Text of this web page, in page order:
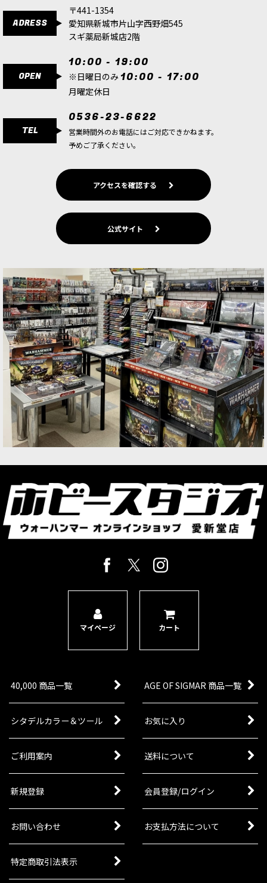
ロー／プリーストユニットのシタデルミニチュア1
体。頭部のオプションパーツも同梱。
ノス[96-65 ]
6,200円(税込)
1点
ー」ストームキャスト・エターナルの勢力のヒー
ローユニットのシタデルミニチュア2体。ロー
ド・テルミノス1体とメモリアン1体を収録。頭部
や武器などのオプションパ…
[ストームキャスト・エターナル] リクルシアン
[
1点
ゲーム「ウォーハンマー：エイジ・オヴ・シグマ
ー」ストームキャスト・エターナルの勢力のイン
リクルシアン3体とメモリアン2体を収録。頭部や
武器などのオプションパ…
[ストームキャスト・エターナル] ストームストラ
イク・パラドール [96-67]
9,400円(税込)
1点
ゲーム「ウォーハンマー：エイジ・オヴ・シグマ
ー」ストームキャスト・エターナルの勢力のキャ
バルリーユニットのシタデルミニチュア3体。頭
部や武器などのオプションパーツも同梱。
[ストームキャスト・エターナル] ロード・セレス
タント[96-68
]
6,400円(税込)
ー」ストームキャスト・エターナルの勢力のヒー
ローユニットのシタデルミニチュア1体。頭部や
武器などのオプションパーツも同梱。
[ストームキャスト・エターナル] “贖いし者”トル
(税込)
ゲーム「ウォーハンマー：エイジ・オヴ・シグマ
ローユニットのプッシュフィット式シタデルミニ
チュア1体。ナイト・アズィロス1体としても制作
11,700
(税込)
1点
ゲーム「ウォーハンマー：エイジ・オヴ・シグマ
モデルのシタデルミニチュア1体。ストームキャ
スト・エターナルのアーミーに加えられる他、ゲ
ーム「エイジ・オヴ・シグ…
ADRESS
〒441-1354
愛知県新城市片山字西野畑545
スギ薬局新城店2階
OPEN
10:00 - 19:00
※日曜日のみ 10:00 - 17:00
月曜定休日
TEL
0536-23-6622
営業時間外のお電話にはご対応できかねます。
予めご了承ください。
アクセスを確認する
公式サイト
マイページ カート
40,000 商品一覧 AGE OF SIGMAR 商品一覧
シタデルカラー＆ツール お気に入り
ご利用案内 送料について
新規登録 会員登録/ログイン
お問い合わせ お支払方法について
特定商取引法表示